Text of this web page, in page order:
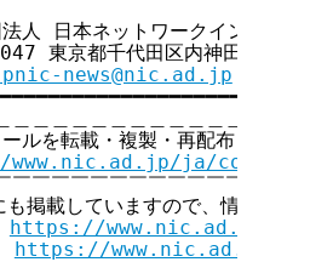
人 日本ネットワークインフォメ
東京都千代田区内神田3-6-2
news@nic.ad.jp
を転載・複製・再配布・引用
ja/
￣￣￣￣￣￣￣￣￣￣￣￣￣￣
載していますので、情報共有
https://www.nic.ad.jp/ja/
https://www.nic.ad.jp/ja/